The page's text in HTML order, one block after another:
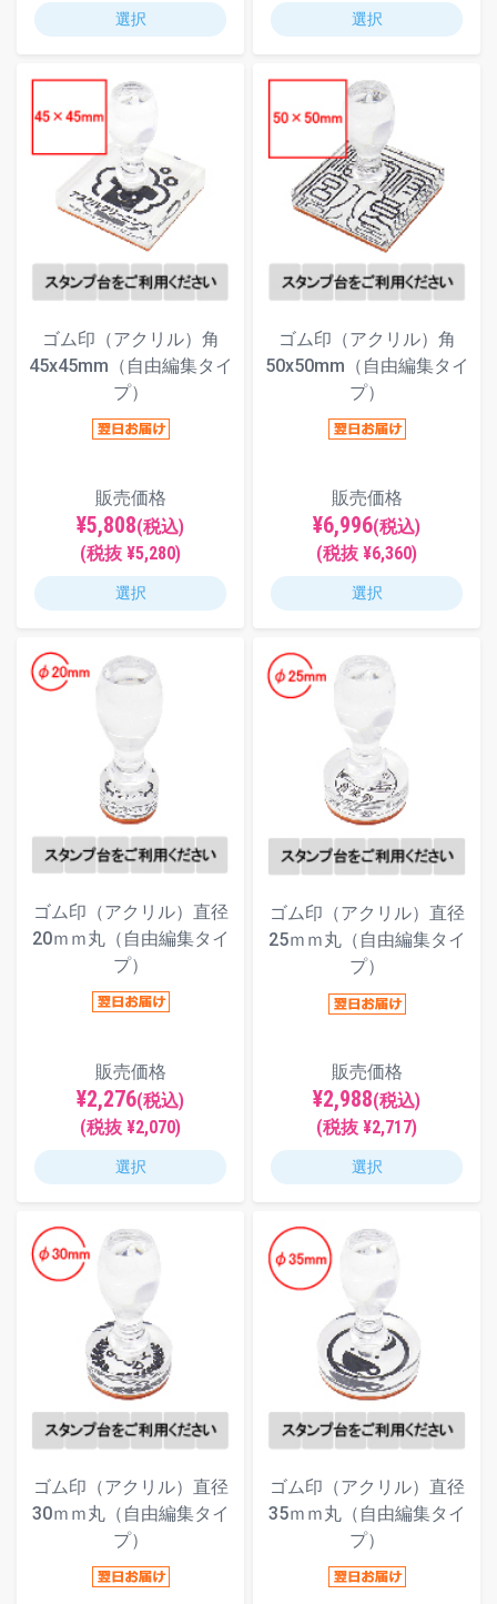
選択 選択
ゴム印（アクリル）角
45x45mm（自由編集タイ
プ）
販売価格
¥5,808(税込)
(税抜 ¥5,280)
選択
ゴム印（アクリル）角
50x50mm（自由編集タイ
プ）
販売価格
¥6,996(税込)
(税抜 ¥6,360)
選択
ゴム印（アクリル）直径
20ｍｍ丸（自由編集タイ
プ）
販売価格
¥2,276(税込)
(税抜 ¥2,070)
選択
ゴム印（アクリル）直径
25ｍｍ丸（自由編集タイ
プ）
販売価格
¥2,988(税込)
(税抜 ¥2,717)
選択
ゴム印（アクリル）直径
30ｍｍ丸（自由編集タイ
プ）
ゴム印（アクリル）直径
35ｍｍ丸（自由編集タイ
プ）